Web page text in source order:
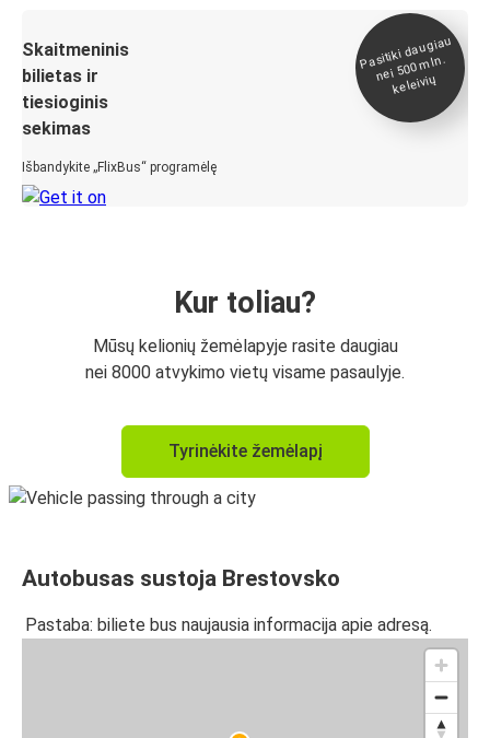
Skaitmeninis
bilietas ir
tiesioginis
sekimas
Išbandykite „FlixBus“ programėlę
Pasitiki daugiau
nei 500
mln.
keleivių
Kur toliau?
Mūsų kelionių žemėlapyje rasite daugiau
nei 8000 atvykimo vietų visame pasaulyje.
Tyrinėkite žemėlapį
Autobusas sustoja Brestovsko
Pastaba: biliete bus naujausia informacija apie adresą.